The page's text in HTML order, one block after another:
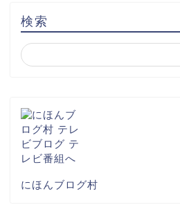
検索
にほんブログ村